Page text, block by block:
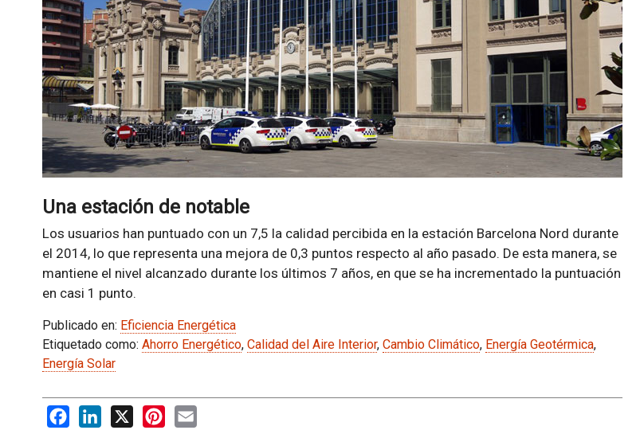
Una estación de notable
Los usuarios han puntuado con un 7,5 la calidad percibida en la estación Barcelona Nord durante
el 2014, lo que representa una mejora de 0,3 puntos respecto al año pasado. De esta manera, se
mantiene el nivel alcanzado durante los últimos 7 años, en que se ha incrementado la puntuación
en casi 1 punto.
Publicado en: Eficiencia Energética
Etiquetado como: Ahorro Energético, Calidad del Aire Interior, Cambio Climático, Energía Geotérmica,
Energía Solar
FacebookLinkedIn
X PinterestEmail